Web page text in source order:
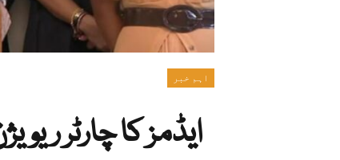
اہم خبر
ایڈمز کا چارٹر